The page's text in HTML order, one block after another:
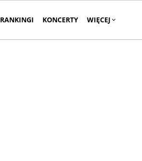
RANKINGI KONCERTY WIĘCEJ